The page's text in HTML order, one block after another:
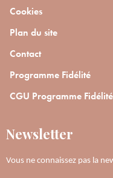
Cookies
Plan du site
Contact
Programme Fidélité
CGU Programme Fidélité
Newsletter
Vous ne connaissez pas la